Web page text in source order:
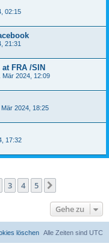
02:15
21:31
FRA /SIN
Mär 2024, 12:09
Mär 2024, 18:25
17:32
3 4 5
Gehe zu
Alle Zeiten sind UTC
löschen